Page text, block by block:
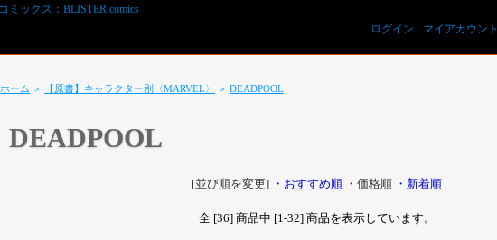
ログイン マイアカウント
ホーム ＞ 【原書】キャラクター別〈MARVEL〉 ＞ DEADPOOL
DEADPOOL
[並び順を変更] ・おすすめ順 ・価格順 ・新着順
全 [36] 商品中 [1-32] 商品を表示しています。